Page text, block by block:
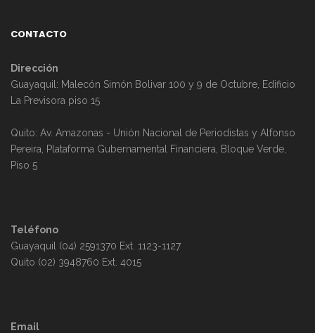
CONTACTO
Dirección
Guayaquil: Malecón Simón Bolivar 100 y 9 de Octubre, Edificio
La Previsora piso 15
Quito: Av. Amazonas - Unión Nacional de Periodistas y Alfonso
Pereira, Plataforma Gubernamental Financiera, Bloque Verde,
Piso 5
Teléfono
Guayaquil (04) 2591370 Ext. 1123-1127
Quito (02) 3948760 Ext. 4015
Email